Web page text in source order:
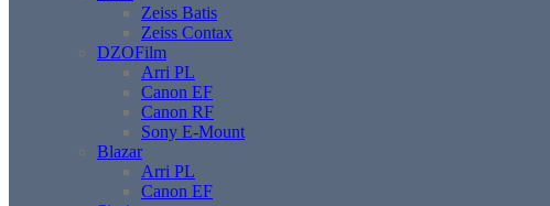
Zeiss Batis
Zeiss Contax
DZOFilm
Arri PL
Canon EF
Canon RF
Sony E-Mount
Blazar
Arri PL
Canon EF